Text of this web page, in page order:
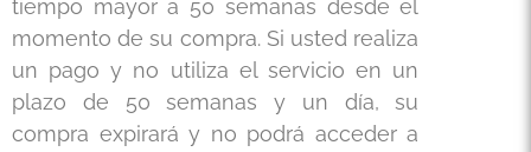
tiempo mayor a 50 semanas desde el
momento de su compra. Si usted realiza
un pago y no utiliza el servicio en un
plazo de 50 semanas y un día, su
compra expirará y no podrá acceder a